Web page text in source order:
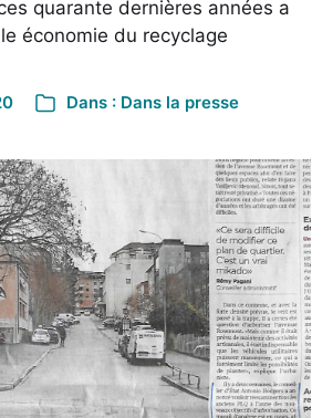
quarante dernières années a
économie du recyclage
Dans : Dans la presse